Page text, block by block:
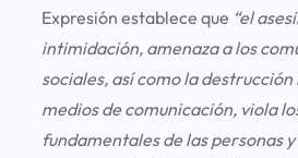
Expresión establece que “el
intimidación, amenaza a los
sociales, así como la
medios de comunicación, viola
fundamentales de las personas